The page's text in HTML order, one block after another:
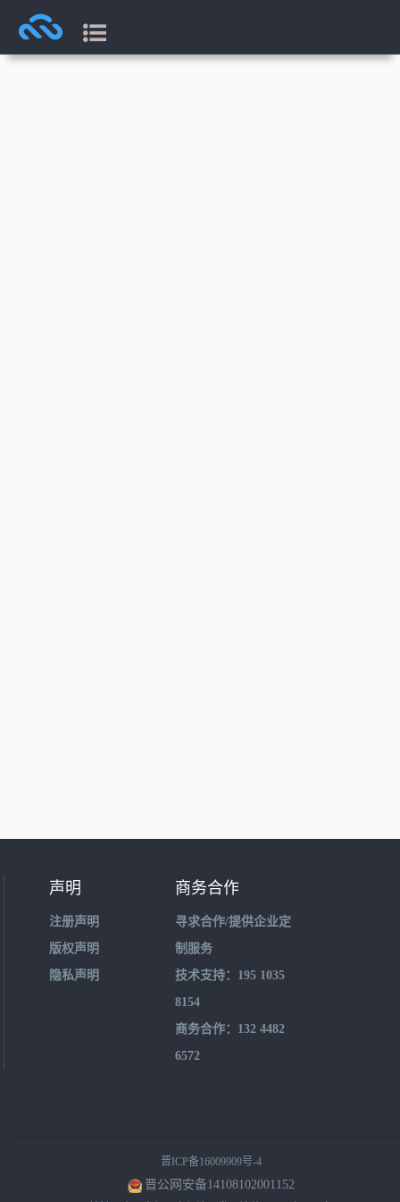
声明
注册声明
版权声明
隐私声明
商务合作
寻求合作/提供企业定
制服务
技术支持：195 1035
8154
商务合作：132 4482
6572
晋ICP备16009909号-4
晋公网安备14108102001152